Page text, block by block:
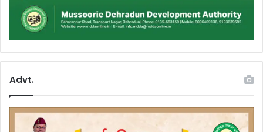
Advt.